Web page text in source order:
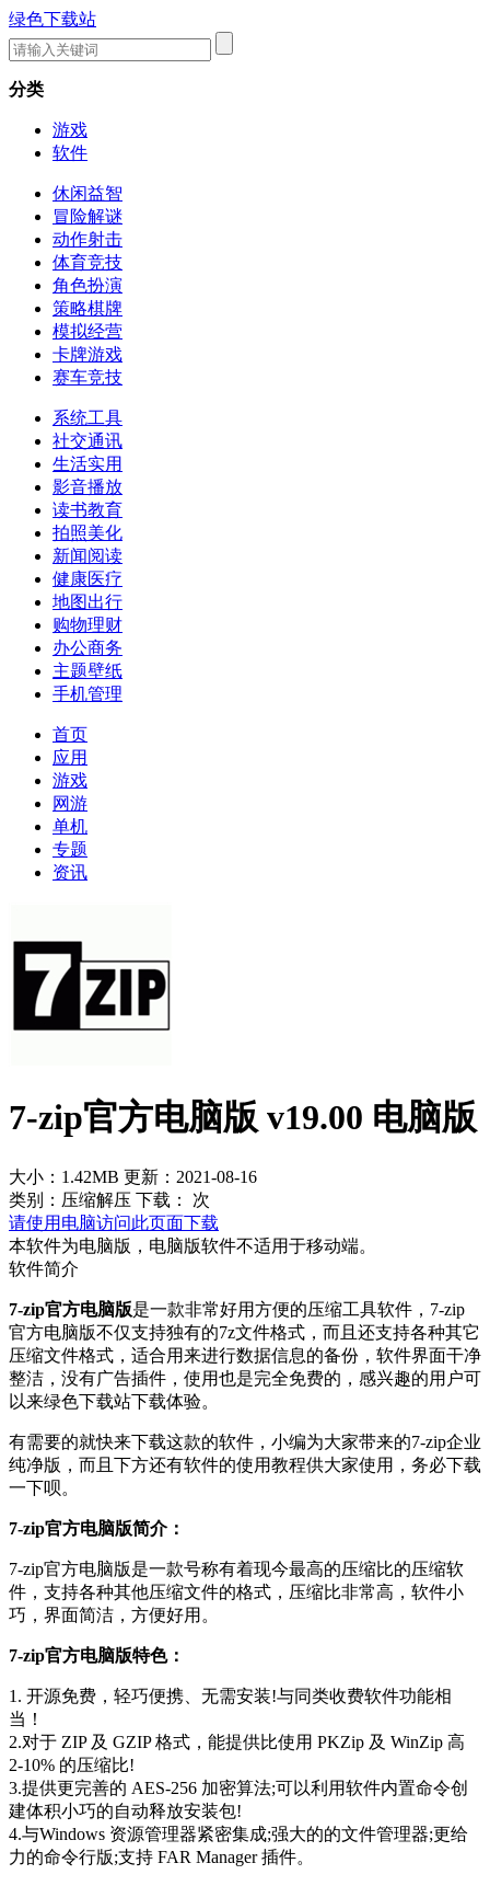
绿色下载站
分类
游戏
软件
休闲益智
冒险解谜
动作射击
体育竞技
角色扮演
策略棋牌
模拟经营
卡牌游戏
赛车竞技
系统工具
社交通讯
生活实用
影音播放
读书教育
拍照美化
新闻阅读
健康医疗
地图出行
购物理财
办公商务
主题壁纸
手机管理
首页
应用
游戏
网游
单机
专题
资讯
7-zip官方电脑版 v19.00 电脑版
大小：1.42MB 更新：2021-08-16
类别：压缩解压 下载：
次
请使用电脑访问此页面下载
本软件为电脑版，电脑版软件不适用于移动端。
软件简介
7-zip官方电脑版是一款非常好用方便的压缩工具软件，7-zip
官方电脑版不仅支持独有的7z文件格式，而且还支持各种其它
压缩文件格式，适合用来进行数据信息的备份，软件界面干净
整洁，没有广告插件，使用也是完全免费的，感兴趣的用户可
以来绿色下载站下载体验。
有需要的就快来下载这款的软件，小编为大家带来的7-zip企业
纯净版，而且下方还有软件的使用教程供大家使用，务必下载
一下呗。
7-zip官方电脑版简介：
7-zip官方电脑版是一款号称有着现今最高的压缩比的压缩软
件，支持各种其他压缩文件的格式，压缩比非常高，软件小
巧，界面简洁，方便好用。
7-zip官方电脑版特色：
1. 开源免费，轻巧便携、无需安装!与同类收费软件功能相
当！
2.对于 ZIP 及 GZIP 格式，能提供比使用 PKZip 及 WinZip 高
2-10% 的压缩比!
3.提供更完善的 AES-256 加密算法;可以利用软件内置命令创
建体积小巧的自动释放安装包!
4.与Windows 资源管理器紧密集成;强大的的文件管理器;更给
力的命令行版;支持 FAR Manager 插件。